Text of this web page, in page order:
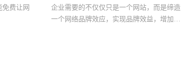
免费让网
企业需要的不仅仅只是一个网站，而是缔造
一个网络品牌效应，实现品牌效益，增加产